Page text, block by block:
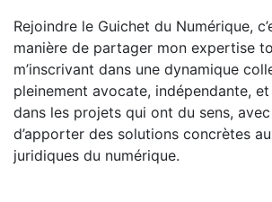
Rejoindre le Guichet du Numérique,
manière de partager mon expertise
m’inscrivant dans une dynamique
pleinement avocate, indépendante, et
dans les projets qui ont du sens,
d’apporter des solutions concrètes
juridiques du numérique.